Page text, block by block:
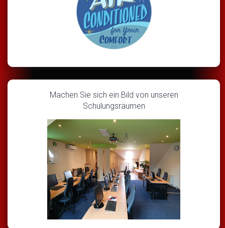
Machen Sie sich ein Bild von unseren
Schulungsräumen